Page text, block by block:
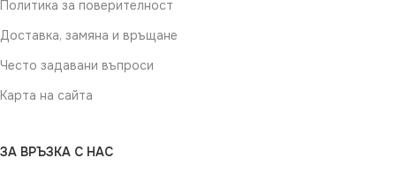
Политика за поверителност
Доставка, замяна и връщане
Често задавани въпроси
Карта на сайта
ЗА ВРЪЗКА С НАС